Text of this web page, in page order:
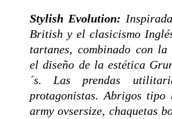
Stylish Evolution:
British y el clasicismo
tartanes, combinado con la
el diseño de la estética
´s. Las prendas
protagonistas. Abrigos tipo
army ovsersize, chaquetas